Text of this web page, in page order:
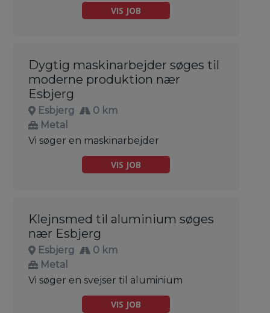
VIS JOB
Dygtig maskinarbejder søges til
moderne produktion nær
Esbjerg
Esbjerg
0 km
Metal
Vi søger en maskinarbejder
VIS JOB
Klejnsmed til aluminium søges
nær Esbjerg
Esbjerg
0 km
Metal
Vi søger en svejser til aluminium
VIS JOB